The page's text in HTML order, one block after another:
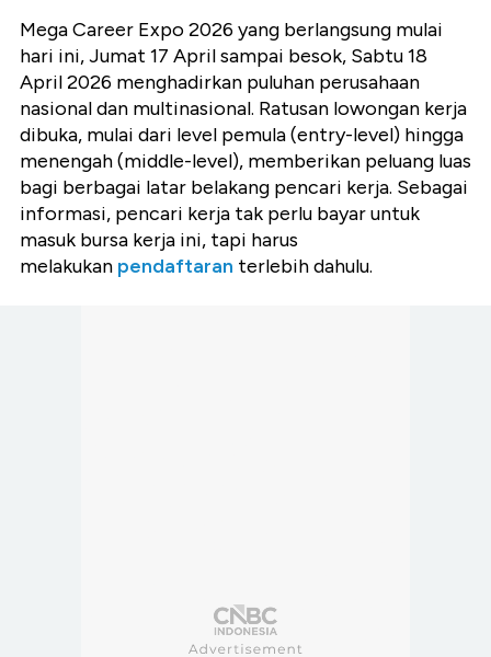
Mega Career Expo 2026 yang berlangsung mulai
hari ini, Jumat 17 April sampai besok, Sabtu 18
April 2026 menghadirkan puluhan perusahaan
nasional dan multinasional. Ratusan lowongan kerja
dibuka, mulai dari level pemula (entry-level) hingga
menengah (middle-level), memberikan peluang luas
bagi berbagai latar belakang pencari kerja. Sebagai
informasi, pencari kerja tak perlu bayar untuk
masuk bursa kerja ini, tapi harus
melakukan pendaftaran terlebih dahulu.